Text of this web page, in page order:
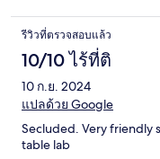
รีวิวที่ตรวจสอบแล้ว
10/10 ไร้ที่ติ
10 ก.ย. 2024
แปลด้วย Google
Secluded. Very friendly
table lab